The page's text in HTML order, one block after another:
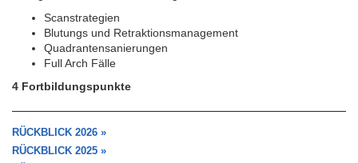
Scanstrategien
Blutungs und Retraktionsmanagement
Quadrantensanierungen
Full Arch Fälle
4 Fortbildungspunkte
RÜCKBLICK 2026 »
RÜCKBLICK 2025 »